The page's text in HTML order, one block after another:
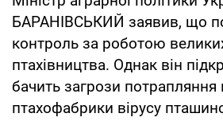
БАРАНІВСЬКИЙ заявив, що
контроль за роботою
птахівництва. Однак він
бачить загрози потрапляння
птахофабрики вірусу